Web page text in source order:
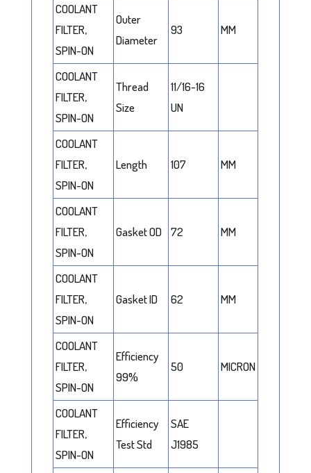
COOLANT
FILTER,
SPIN-ON
Outer
Diameter
93 MM
COOLANT
FILTER,
SPIN-ON
Thread
Size
11/16-16
UN
COOLANT
FILTER,
SPIN-ON
Length 107 MM
COOLANT
FILTER,
SPIN-ON
Gasket OD 72 MM
COOLANT
FILTER,
SPIN-ON
Gasket ID 62 MM
COOLANT
FILTER,
SPIN-ON
Efficiency
99%
50 MICRON
COOLANT
FILTER,
SPIN-ON
Efficiency
Test Std
SAE
J1985